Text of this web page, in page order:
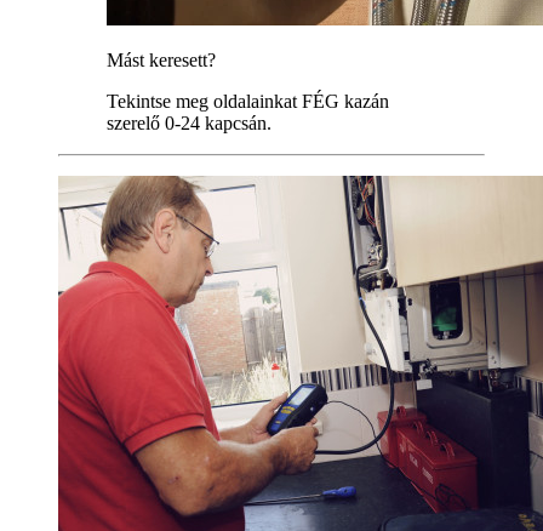
Mást keresett?
Tekintse meg oldalainkat FÉG kazán
szerelő 0-24 kapcsán.